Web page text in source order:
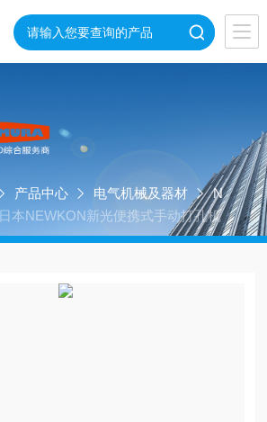
产品中心 电气机械及器材
N
本NEWKON新光便携式手动打孔机